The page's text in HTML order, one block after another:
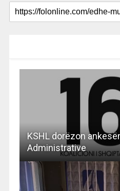
KSHL dorëzon
Administrative